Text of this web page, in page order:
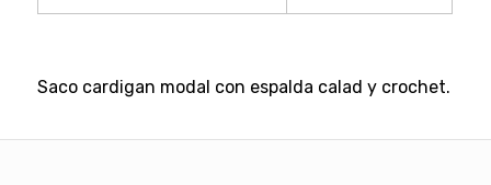
Saco cardigan modal con espalda calad y crochet.